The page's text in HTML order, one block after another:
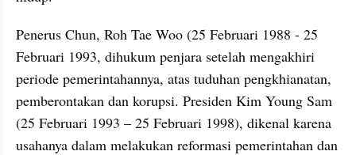
Penerus Chun, Roh Tae Woo (25 Februari 1988 - 25
Februari 1993, dihukum penjara setelah mengakhiri
periode pemerintahannya, atas tuduhan pengkhianatan,
pemberontakan dan korupsi. Presiden Kim Young Sam
(25 Februari 1993 – 25 Februari 1998), dikenal karena
usahanya dalam melakukan reformasi pemerintahan dan